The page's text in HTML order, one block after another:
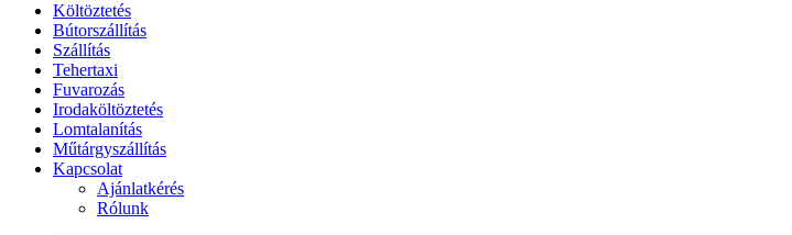
Költöztetés
Bútorszállítás
Szállítás
Tehertaxi
Fuvarozás
Irodaköltöztetés
Lomtalanítás
Műtárgyszállítás
Kapcsolat
Ajánlatkérés
Rólunk